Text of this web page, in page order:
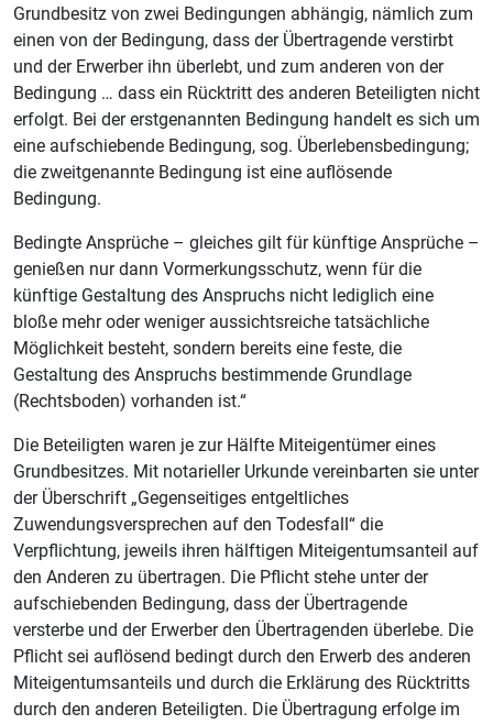
Grundbesitz von zwei Bedingungen abhängig, nämlich zum
einen von der Bedingung, dass der Übertragende verstirbt
und der Erwerber ihn überlebt, und zum anderen von der
Bedingung … dass ein Rücktritt des anderen Beteiligten nicht
erfolgt. Bei der erstgenannten Bedingung handelt es sich um
eine aufschiebende Bedingung, sog. Überlebensbedingung;
die zweitgenannte Bedingung ist eine auflösende
Bedingung.
Bedingte Ansprüche – gleiches gilt für künftige Ansprüche –
genießen nur dann Vormerkungsschutz, wenn für die
künftige Gestaltung des Anspruchs nicht lediglich eine
bloße mehr oder weniger aussichtsreiche tatsächliche
Möglichkeit besteht, sondern bereits eine feste, die
Gestaltung des Anspruchs bestimmende Grundlage
(Rechtsboden) vorhanden ist.“
Die Beteiligten waren je zur Hälfte Miteigentümer eines
Grundbesitzes. Mit notarieller Urkunde vereinbarten sie unter
der Überschrift „Gegenseitiges entgeltliches
Zuwendungsversprechen auf den Todesfall“ die
Verpflichtung, jeweils ihren hälftigen Miteigentumsanteil auf
den Anderen zu übertragen. Die Pflicht stehe unter der
aufschiebenden Bedingung, dass der Übertragende
versterbe und der Erwerber den Übertragenden überlebe. Die
Pflicht sei auflösend bedingt durch den Erwerb des anderen
Miteigentumsanteils und durch die Erklärung des Rücktritts
durch den anderen Beteiligten. Die Übertragung erfolge im